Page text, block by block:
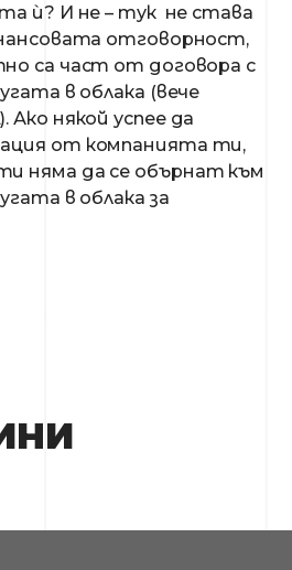
ѝ? И не – тук не става
отговорност,
са част от договора с
в облака (вече
някой успее да
от компанията ти,
няма да се обърнат към
в облака за